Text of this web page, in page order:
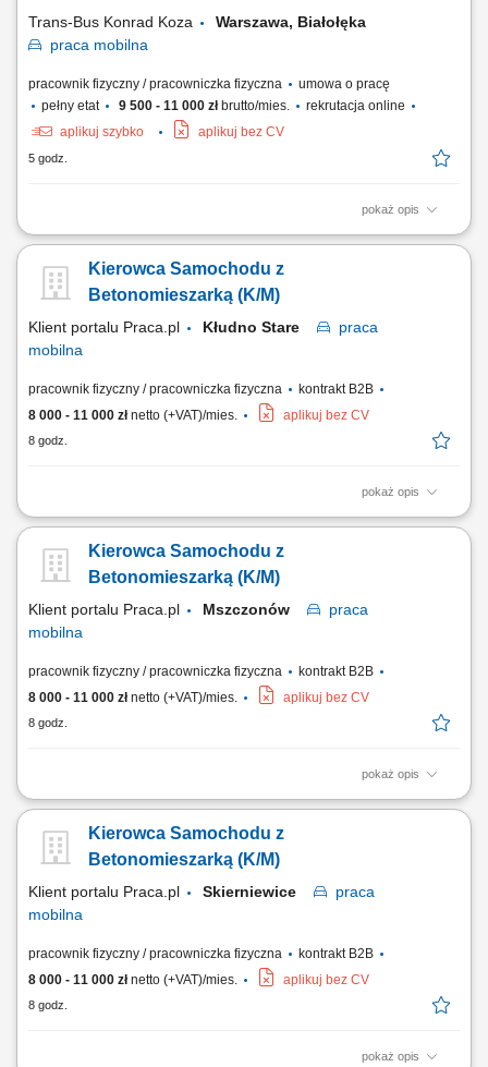
Trans-Bus Konrad Koza
Warszawa, Białołęka
praca mobilna
pracownik fizyczny / pracowniczka fizyczna
umowa o pracę
pełny etat
9 500 - 11 000 złbrutto/mies.
rekrutacja online
aplikuj szybko
aplikuj bez CV
5 godz.
pokaż opis
Realizacja transportów pojazdem chłodnią na terenie kraju; Terminowa
restauracji; Sporadyczne rozładunki przez kierowcę (w zależności od
zlecenia) Prawidłowe zabezpieczenie przewożonego ładunku;
Kierowca Samochodu z
Betonomieszarką (K/M)
Klient portalu Praca.pl Kłudno Stare
praca
mobilna
pracownik fizyczny / pracowniczka fizyczna
kontrakt B2B
8 000 - 11 000 złnetto (+VAT)/mies. aplikuj bez CV
8 godz.
pokaż opis
Prowadzenie betonomieszarki i realizacja transportu zgodnie z
klientów i na place budowy. Kontrola stanu technicznego pojazdu oraz
dbałość o jego sprawność i estetykę. Przestrzeganie przepisów ruchu
Kierowca Samochodu z
Betonomieszarką (K/M)
Klient portalu Praca.pl Mszczonów
praca
mobilna
pracownik fizyczny / pracowniczka fizyczna
kontrakt B2B
8 000 - 11 000 złnetto (+VAT)/mies. aplikuj bez CV
8 godz.
pokaż opis
Prowadzenie betonomieszarki i realizacja transportu zgodnie z
klientów i na place budowy. Kontrola stanu technicznego pojazdu oraz
dbałość o jego sprawność i estetykę. Przestrzeganie przepisów ruchu
Kierowca Samochodu z
Betonomieszarką (K/M)
Klient portalu Praca.pl Skierniewice
praca
mobilna
pracownik fizyczny / pracowniczka fizyczna
kontrakt B2B
8 000 - 11 000 złnetto (+VAT)/mies. aplikuj bez CV
8 godz.
pokaż opis